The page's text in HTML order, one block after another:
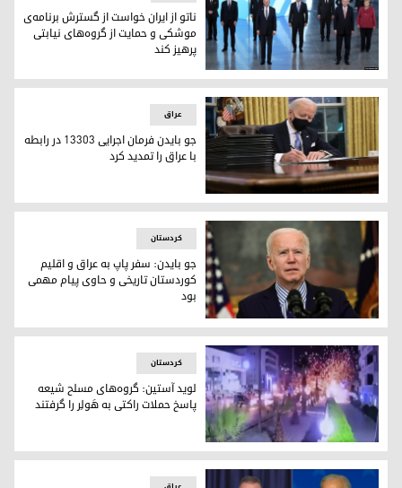
سران ناتو در بروکسل
ناتو از ایران خواست از گسترش برنامه‌ی
موشکی و حمایت از گروه‌های نیابتی
پرهیز کند
جو بایدن، رئیس جمهور آمریکا
عراق
جو بایدن فرمان اجرایی ۱۳۳۰۳ در رابطه
با عراق را تمدید کرد
جو بایدن، رئیس جمهور ایالات متحده آمریکا
کردستان
جو بایدن: سفر پاپ به عراق و اقلیم
کوردستان تاریخی و حاوی پیام مهمی
بود
حمله راکتی به هَولِر/اربیل
کردستان
لوید آستین: گروه‌های مسلح شیعه
پاسخ حملات راکتی به هَولِر را گرفتند